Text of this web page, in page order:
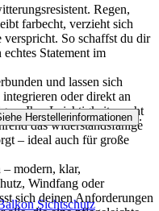
Regen,
farbecht, verzieht sich
verspricht. So schaffst du dir
Statement im
und lassen sich
oder direkt an
Ihre Leichtigkeit macht
das widerstandsfähige
– ideal auch für große
modern, klar,
Windfang oder
sich deinen Anforderungen
Herstellerinformationen .
Sichtschutz